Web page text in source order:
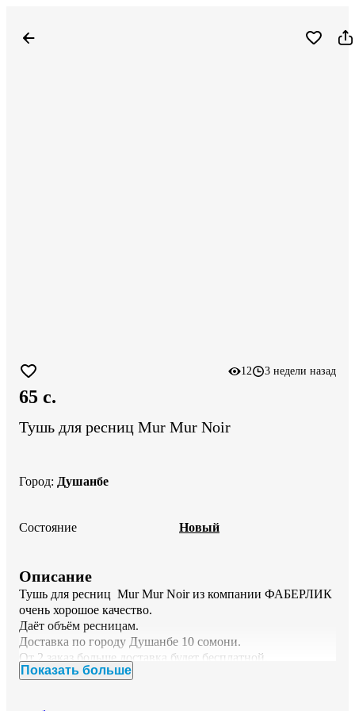
12 3 недели назад
65 c.
Тушь для ресниц Mur Mur Noir
Город: Душанбе
Состояние Новый
Описание
Тушь для ресниц  Mur Mur Noir из компании ФАБЕРЛИК
очень хорошое качество.
Даёт объём ресницам.
Доставка по городу Душанбе 10 сомони.
От 2 заказ больше доставка будет бесплатной.
По поводу заказа пишите на 981-08-47-05 WhatsApp.
Показать больше